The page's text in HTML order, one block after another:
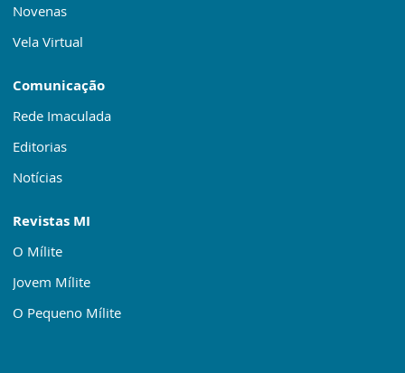
Novenas
Vela Virtual
Comunicação
Rede Imaculada
Editorias
Notícias
Revistas MI
O Mílite
Jovem Mílite
O Pequeno Mílite